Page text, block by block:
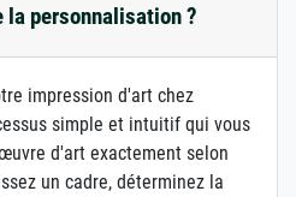
la personnalisation ?
impression d'art chez
simple et intuitif qui vous
d'art exactement selon
un cadre, déterminez la